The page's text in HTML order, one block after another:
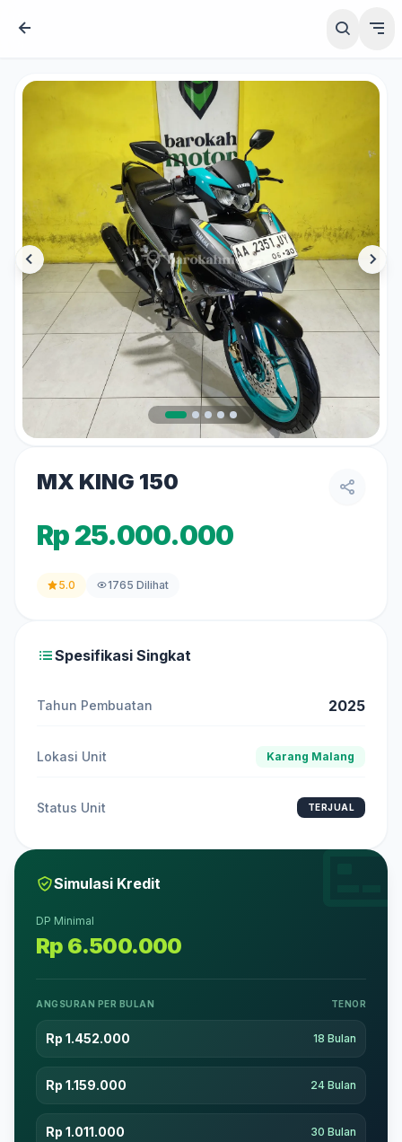
MX KING 150
Rp 25.000.000
5.0 1765 Dilihat
Spesifikasi Singkat
Tahun Pembuatan 2025
Lokasi Unit Karang Malang
Status Unit TERJUAL
Simulasi Kredit
DP Minimal
Rp 6.500.000
ANGSURAN PER BULAN TENOR
Rp 1.452.000 18 Bulan
Rp 1.159.000 24 Bulan
Rp 1.011.000 30 Bulan